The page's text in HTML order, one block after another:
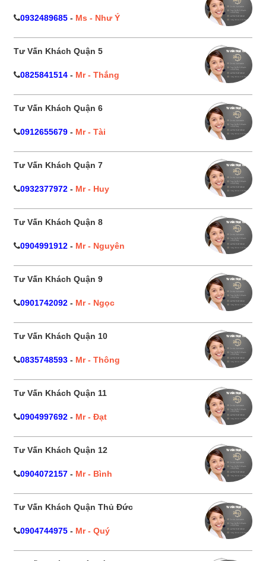
0932489685 - Ms - Như Ý
Tư Vấn Khách Quận 5
0825841514 - Mr - Thắng
Tư Vấn Khách Quận 6
0912655679 - Mr - Tài
Tư Vấn Khách Quận 7
0932377972 - Mr - Huy
Tư Vấn Khách Quận 8
0904991912 - Mr - Nguyên
Tư Vấn Khách Quận 9
0901742092 - Mr - Ngọc
Tư Vấn Khách Quận 10
0835748593 - Mr - Thông
Tư Vấn Khách Quận 11
0904997692 - Mr - Đạt
Tư Vấn Khách Quận 12
0904072157 - Mr - Bình
Tư Vấn Khách Quận Thủ Đức
0904744975 - Mr - Quý